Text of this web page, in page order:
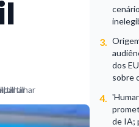
3.
dos
sobre
4.
de IA;